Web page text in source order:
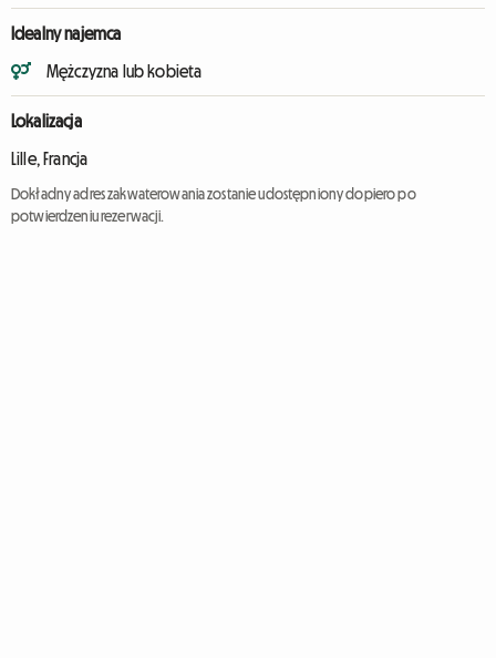
Idealny najemca
Mężczyzna lub kobieta
Lokalizacja
Lille, Francja
Dokładny adres zakwaterowania zostanie udostępniony dopiero po
potwierdzeniu rezerwacji.